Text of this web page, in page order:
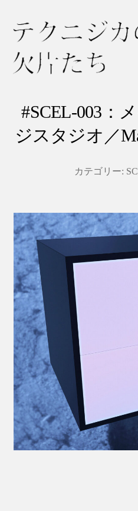
ニ
ジ
片
た
ち
#SCEL-003：
ジスタジオ／
カテゴリー: